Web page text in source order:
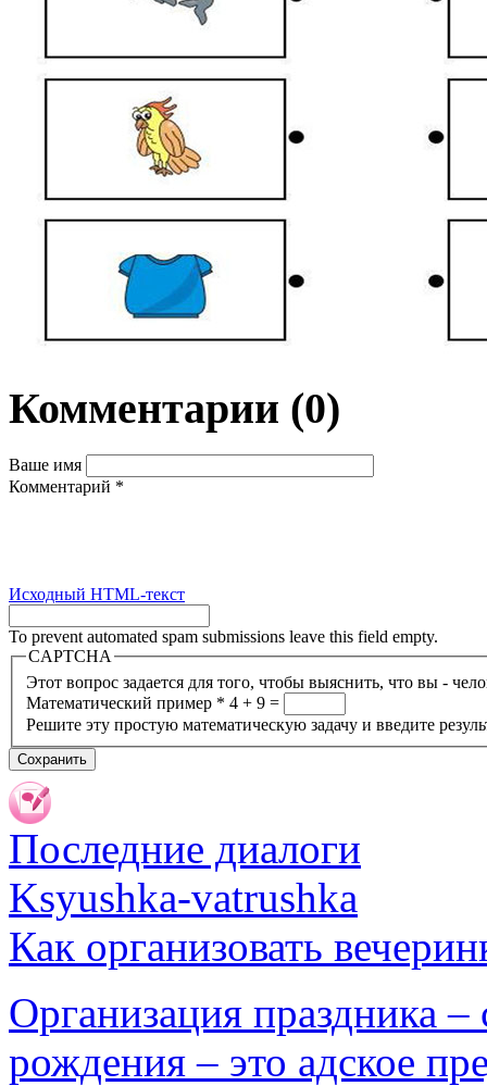
Комментарии (0)
Ваше имя
Комментарий *
Исходный HTML-текст
To prevent automated spam submissions leave this field empty.
CAPTCHA
Этот вопрос задается для того, чтобы выяснить, что вы -
Математический пример * 4 + 9 =
Решите эту простую математическую задачу и введите
Последние диалоги
Ksyushka-vatrushka
Как организовать
Организация праздника –
рождения – это адское